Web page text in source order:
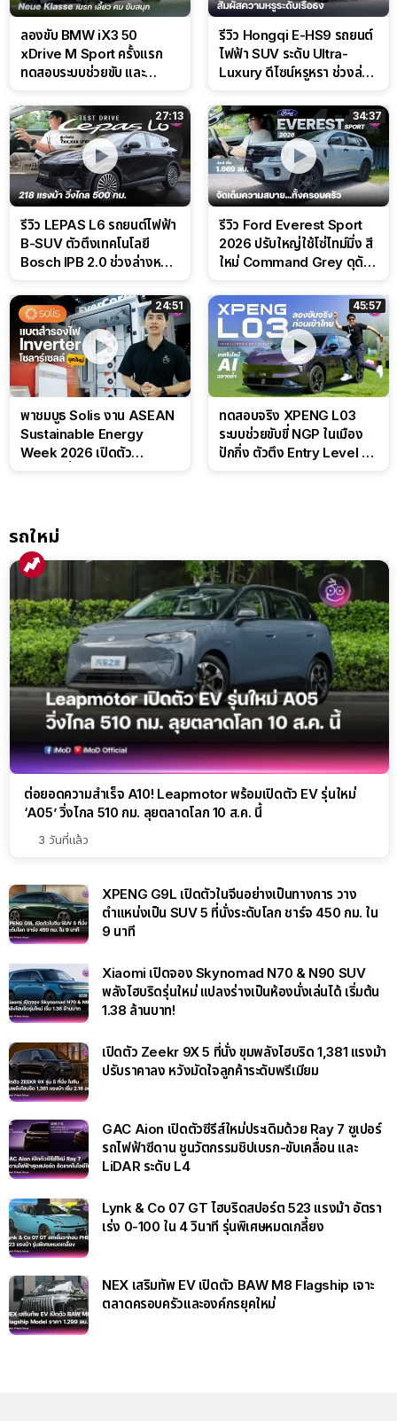
ลองขับ BMW iX3 50
xDrive M Sport ครั้งแรก
ทดสอบระบบช่วยขับ และ
สนาม
รีวิว Hongqi E-HS9 รถยนต์
ไฟฟ้า SUV ระดับ Ultra-
Luxury ดีไซน์หรูหรา ช่วงล่าง
27:13
รีวิว LEPAS L6 รถยนต์ไฟฟ้า
B-SUV ตัวตึงเทคโนโลยี
Bosch IPB 2.0 ช่วงล่างหนึบ
34:37
รีวิว Ford Everest Sport
2026 ปรับใหญ่ใช้โซ่ไทม์มิ่ง สี
ใหม่ Command Grey ดุดัน
24:51
พาชมบูธ Solis งาน ASEAN
Sustainable Energy
Week 2026 เปิดตัว
45:57
ทดสอบจริง XPENG L03
ระบบช่วยขับขี่ NGP ในเมือง
ปักกิ่ง ตัวตึง Entry Level ที่
รถใหม่
ต่อยอดความสำเร็จ A10! Leapmotor พร้อมเปิดตัว EV รุ่นใหม่
‘A05’ วิ่งไกล 510 กม. ลุยตลาดโลก 10 ส.ค. นี้
3 วันที่แล้ว
XPENG G9L เปิดตัวในจีนอย่างเป็นทางการ วาง
ตำแหน่งเป็น SUV 5 ที่นั่งระดับโลก ชาร์จ 450 กม. ใน
9 นาที
Xiaomi เปิดจอง Skynomad N70 & N90 SUV
พลังไฮบริดรุ่นใหม่ แปลงร่างเป็นห้องนั่งเล่นได้ เริ่มต้น
1.38 ล้านบาท!
เปิดตัว Zeekr 9X 5 ที่นั่ง ขุมพลังไฮบริด 1,381 แรงม้า
ปรับราคาลง หวังมัดใจลูกค้าระดับพรีเมียม
GAC Aion เปิดตัวซีรีส์ใหม่ประเดิมด้วย Ray 7 ซูเปอร์
รถไฟฟ้าซีดาน ชูนวัตกรรมชิปเบรก-ขับเคลื่อน และ
LiDAR ระดับ L4
Lynk & Co 07 GT ไฮบริดสปอร์ต 523 แรงม้า อัตรา
เร่ง 0-100 ใน 4 วินาที รุ่นพิเศษหมดเกลี้ยง
NEX เสริมทัพ EV เปิดตัว BAW M8 Flagship เจาะ
ตลาดครอบครัวและองค์กรยุคใหม่